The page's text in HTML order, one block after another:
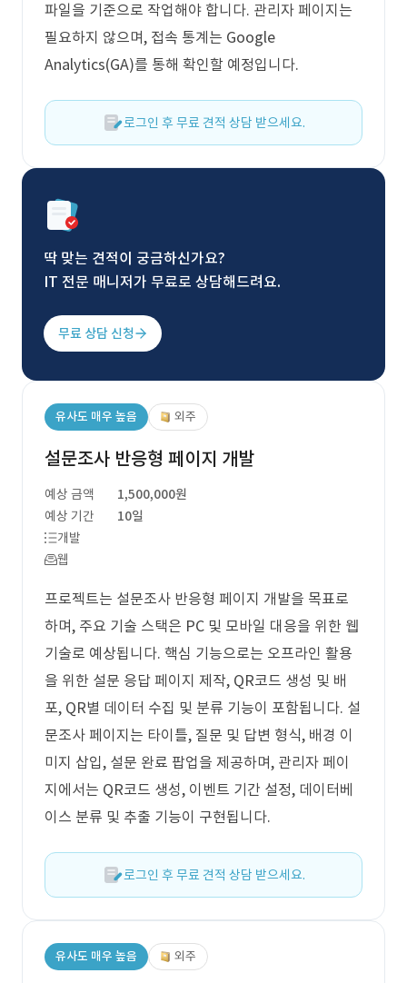
파일을 기준으로 작업해야 합니다. 관리자 페이지는
필요하지 않으며, 접속 통계는 Google
Analytics(GA)를 통해 확인할 예정입니다.
로그인 후 무료 견적 상담 받으세요.
딱 맞는 견적이 궁금하신가요?
IT 전문 매니저가 무료로 상담해드려요.
무료 상담 신청
유사도 매우 높음 외주
설문조사 반응형 페이지 개발
예상 금액
1,500,000원
예상 기간
10일
개발
웹
프로젝트는 설문조사 반응형 페이지 개발을 목표로
하며, 주요 기술 스택은 PC 및 모바일 대응을 위한 웹
기술로 예상됩니다. 핵심 기능으로는 오프라인 활용
을 위한 설문 응답 페이지 제작, QR코드 생성 및 배
포, QR별 데이터 수집 및 분류 기능이 포함됩니다. 설
문조사 페이지는 타이틀, 질문 및 답변 형식, 배경 이
미지 삽입, 설문 완료 팝업을 제공하며, 관리자 페이
지에서는 QR코드 생성, 이벤트 기간 설정, 데이터베
이스 분류 및 추출 기능이 구현됩니다.
로그인 후 무료 견적 상담 받으세요.
유사도 매우 높음 외주